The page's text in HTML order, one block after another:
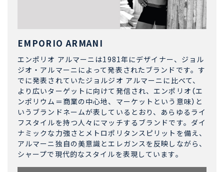
EMPORIO ARMANI
エンポリオ アルマーニは1981年にデザイナー、ジョル
ジオ・アルマーニによって発表されたブランドです。す
でに発表されていたジョルジオ アルマーニに比べて、
より広いターゲットに向けて発信され、エンポリオ（エ
ンポリウム＝商業の中心地、マーケットという意味）と
いうブランドネームが表しているとおり、あらゆるライ
フスタイルを持つ人々にマッチするブランドです。ダイ
ナミックな力強さとメトロポリタンスピリットを備え、
アルマーニ独自の美意識とエレガンスを反映しながら、
シャープで現代的なスタイルを表現しています。